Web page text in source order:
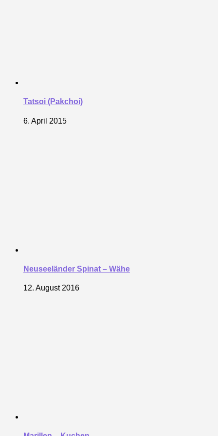
Tatsoi (Pakchoi)
6. April 2015
Neuseeländer Spinat – Wähe
12. August 2016